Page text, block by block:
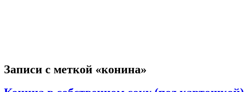
Записи с меткой «конина»